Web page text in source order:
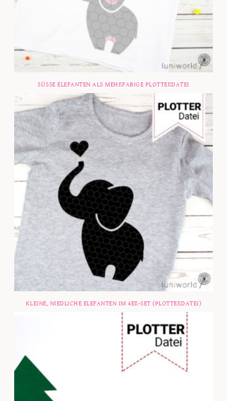
SÜSSE ELEFANTEN ALS MEHRFABIGE PLOTTERDATEI
KLEINE, NIEDLICHE ELEFANTEN IM 4ER-SET (PLOTTERDATEI)